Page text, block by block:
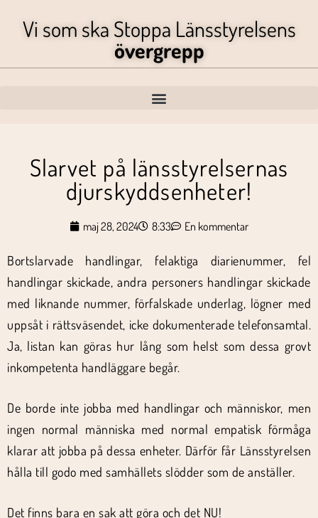
Vi som ska Stoppa Länsstyrelsens
övergrepp
Slarvet på länsstyrelsernas
djurskyddsenheter!
maj 28, 2024 8:33 En kommentar
Bortslarvade handlingar, felaktiga diarienummer, fel
handlingar skickade, andra personers handlingar skickade
med liknande nummer, förfalskade underlag, lögner med
uppsåt i rättsväsendet, icke dokumenterade telefonsamtal.
Ja, listan kan göras hur lång som helst som dessa grovt
inkompetenta handläggare begår.
De borde inte jobba med handlingar och människor, men
ingen normal människa med normal empatisk förmåga
klarar att jobba på dessa enheter. Därför får Länsstyrelsen
hålla till godo med samhällets slödder som de anställer.
Det finns bara en sak att göra och det NU!